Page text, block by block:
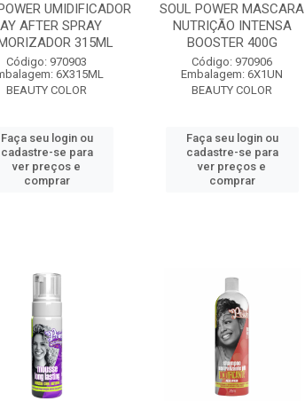
UMIDIFICADOR
AFTER SPRAY
315ML
Código: 970903
6X315ML
BEAUTY COLOR
Faça seu login ou
cadastre-se para
ver preços e
comprar
SOUL POWER MASCARA
NUTRIÇÃO INTENSA
BOOSTER 400G
Código: 970906
Embalagem: 6X1UN
BEAUTY COLOR
Faça seu login ou
cadastre-se para
ver preços e
comprar